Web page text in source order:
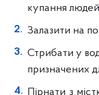
купання
Залазити на
Стрибати у
призначених
Пірнати з